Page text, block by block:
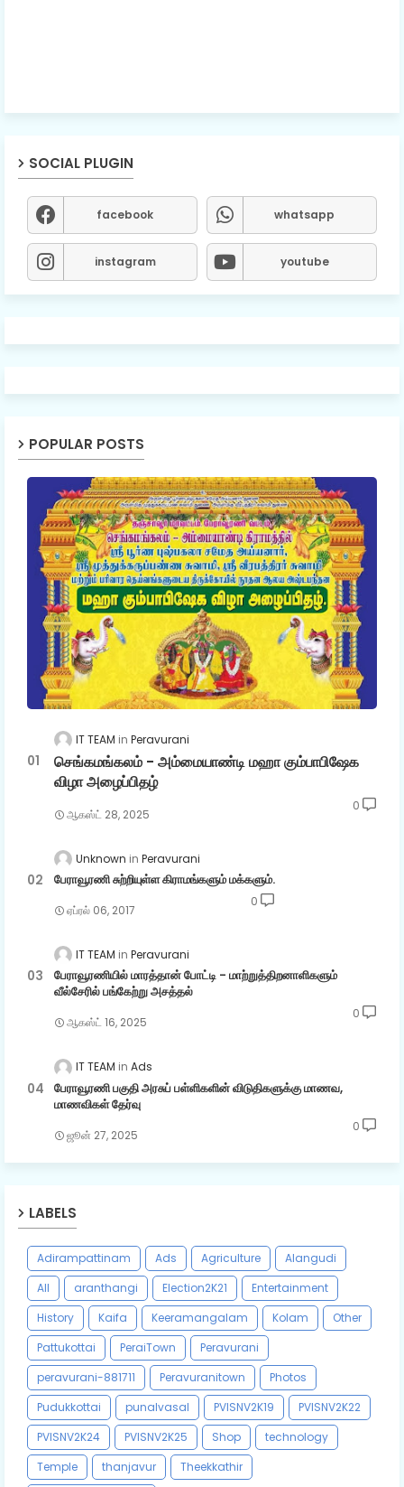
SOCIAL PLUGIN
facebook whatsapp
instagram youtube
POPULAR POSTS
IT TEAM Peravurani
செங்கமங்கலம் - அம்மையாண்டி மஹா கும்பாபிஷேக
விழா அழைப்பிதழ்
ஆகஸ்ட் 28, 2025
0
Unknown Peravurani
பேராவூரணி சுற்றியுள்ள கிராமங்களும் மக்களும்.
ஏப்ரல் 06, 2017
0
IT TEAM Peravurani
பேராவூரணியில் மாரத்தான் போட்டி - மாற்றுத்திறனாளிகளும்
வீல்சேரில் பங்கேற்று அசத்தல்
ஆகஸ்ட் 16, 2025
0
IT TEAM Ads
பேராவூரணி பகுதி அரசுப் பள்ளிகளின் விடுதிகளுக்கு மாணவ,
மாணவிகள் தேர்வு
ஜூன் 27, 2025
0
LABELS
Adirampattinam Ads Agriculture
Alangudi
All
aranthangi Election2K21
Entertainment
History
Kaifa Keeramangalam Kolam
Other
Pattukottai
PeraiTown
Peravurani
peravurani-881711
Peravuranitown
Photos
Pudukkottai
punalvasal PVISNV2K19
PVISNV2K22
PVISNV2K24
PVISNV2K25 Shop
technology
Temple
thanjavur
Theekkathir